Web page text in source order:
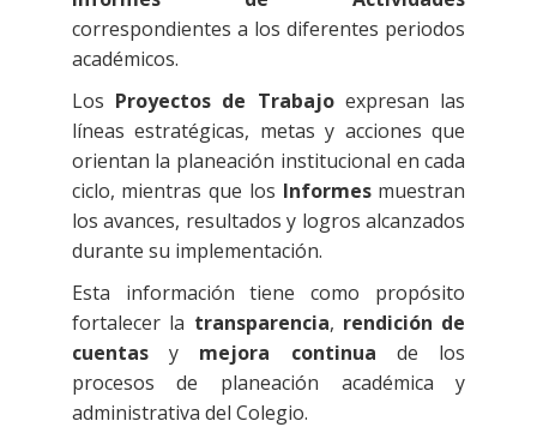
correspondientes a los diferentes periodos
académicos.
Los Proyectos de Trabajoexpresan las
líneas estratégicas, metas y acciones que
orientan la planeación institucional en cada
ciclo, mientras que los Informesmuestran
los avances, resultados y logros alcanzados
durante su implementación.
Esta información tiene como propósito
fortalecer la transparencia, rendición de
cuentasy mejora continua de los
procesos de planeación académica y
administrativa del Colegio.